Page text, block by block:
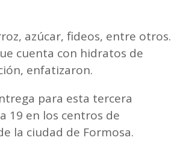
azúcar, fideos, entre otros.
cuenta con hidratos de
enfatizaron.
para esta tercera
19 en los centros de
la ciudad de Formosa.